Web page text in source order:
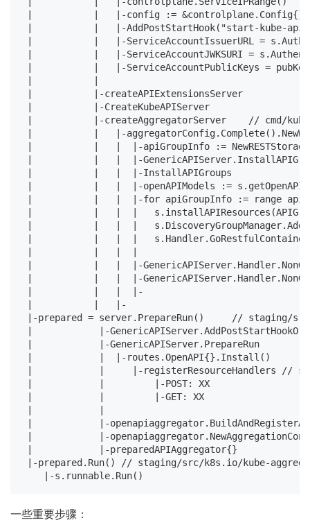
|           |   |-config := &controlplane.Config{}
|           |   |-AddPostStartHook("start-kube-
|           |   |-ServiceAccountIssuerURL =
|           |   |-ServiceAccountJWKSURI =
|           |   |-ServiceAccountPublicKeys =
|           |-createAPIExtensionsServer
|           |-CreateKubeAPIServer
|           |-createAggregatorServer    // cmd/kube-
|           |   |-
|           |   |  |-apiGroupInfo :=
|           |   |  |-
|           |   |  |-InstallAPIGroups
|           |   |  |-openAPIModels :=
|           |   |  |-for apiGroupInfo := range
|           |   |  |
|           |   |  |
|           |   |  |
|           |   |  |-
|           |   |  |-
|           |   |  |-
|           |   |-
|-prepared = server.PrepareRun()     // staging/
|            |-
|            |-GenericAPIServer.PrepareRun
|            |  |-routes.OpenAPI{}.Install()
|            |     |-registerResourceHandlers //
|            |         |-POST: XX
|            |         |-GET: XX
|            |-
|            |-
|            |-preparedAPIAggregator{}
|-prepared.Run() // staging/src/k8s.io/kube-
一些重要步骤：